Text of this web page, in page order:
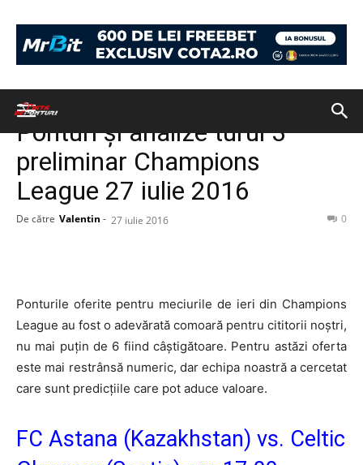
PONTURI
Ponturi și analize turul 3
preliminar Champions
League 27 iulie 2016
De către Valentin - 27 iulie 2016 0
Ponturile oferite pentru meciurile de ieri din Champions
League au fost o adevărată comoară pentru cititorii noștri,
nu mai puțin de 6 fiind câștigătoare. Pentru astăzi oferta
este mai restrânsă numeric, dar echipa noastră a cercetat
care sunt predicțiile care pot aduce valoare.
FC Astana (Kazakhstan) vs. Celtic